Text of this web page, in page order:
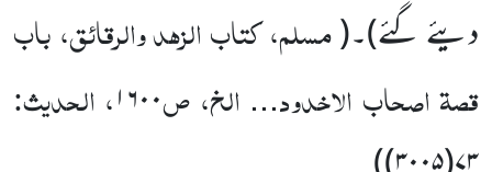
دیئے گئے)۔(مسلم، کتاب الزہد والرقائق، باب
قصۃ اصحاب الاخدود... الخ، ص۱۶۰۰، الحدیث: